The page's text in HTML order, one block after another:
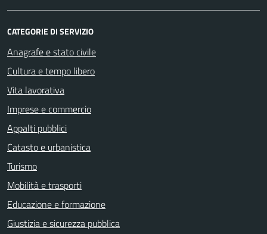
CATEGORIE DI SERVIZIO
Anagrafe e stato civile
Cultura e tempo libero
Vita lavorativa
Imprese e commercio
Appalti pubblici
Catasto e urbanistica
Turismo
Mobilità e trasporti
Educazione e formazione
Giustizia e sicurezza pubblica